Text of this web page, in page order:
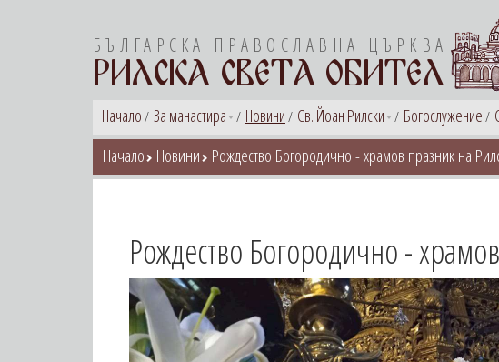
БЪЛГАРСКА ПРАВОСЛАВНА ЦЪРКВА
РИЛСКА СВЕТА ОБИТЕЛ
Начало За манастира Новини Св. Йоан Рилски Богослужение
Начало Новини Рождество Богородично - храмов празник на
Рождество Богородично -